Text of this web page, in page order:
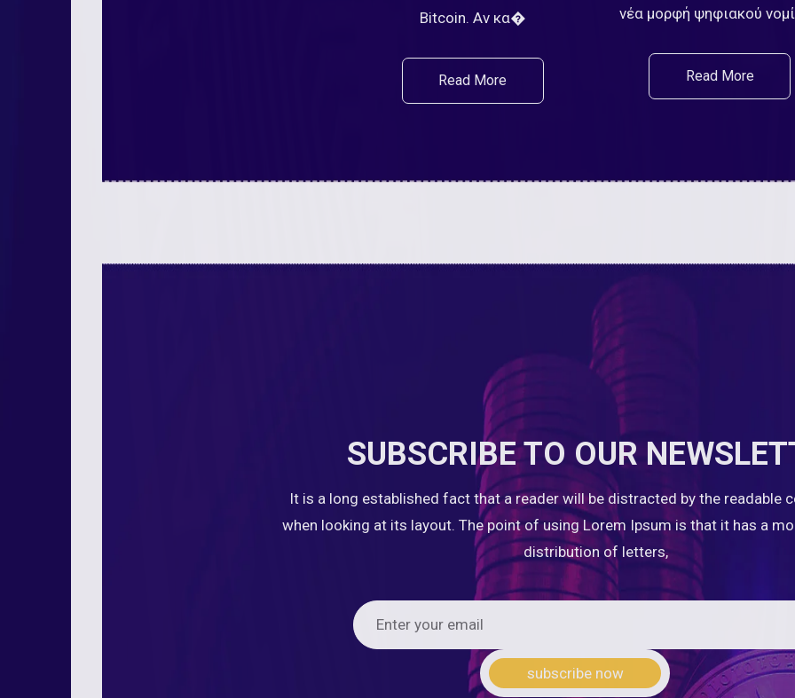
Bitcoin. Αν κα�
Read More
νέα μορφή ψηφιακού
Read More
SUBSCRIBE TO OUR
It is a long established fact that a reader will be distracted by the readable
when looking at its layout. The point of using Lorem Ipsum is that it has a
distribution of letters,
subscribe now